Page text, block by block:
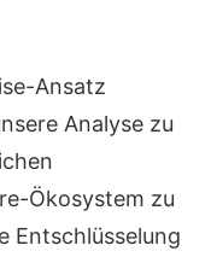
Ansatz
Analyse zu
Ökosystem zu
Entschlüsselung